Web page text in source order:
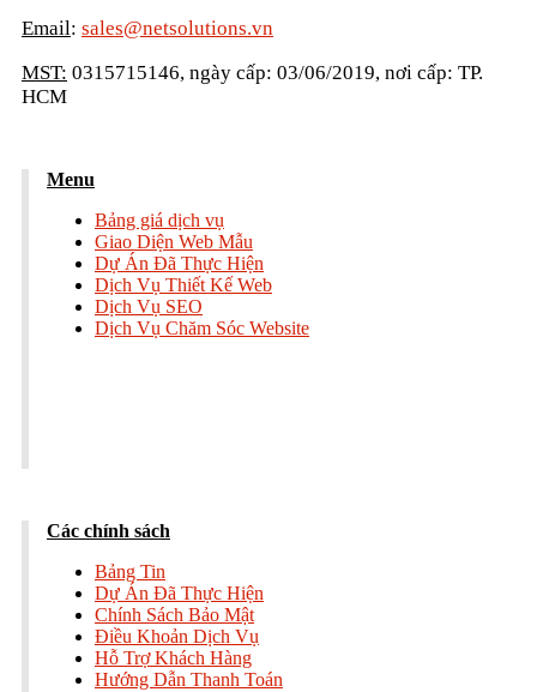
Email: sales@netsolutions.vn
MST: 0315715146, ngày cấp: 03/06/2019, nơi cấp: TP.
HCM
Menu
Bảng giá dịch vụ
Giao Diện Web Mẫu
Dự Án Đã Thực Hiện
Dịch Vụ Thiết Kế Web
Dịch Vụ SEO
Dịch Vụ Chăm Sóc Website
Các chính sách
Bảng Tin
Dự Án Đã Thực Hiện
Chính Sách Bảo Mật
Điều Khoản Dịch Vụ
Hỗ Trợ Khách Hàng
Hướng Dẫn Thanh Toán